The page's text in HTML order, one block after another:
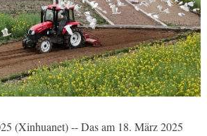
(Xinhuanet) -- Das am 18. März 2025